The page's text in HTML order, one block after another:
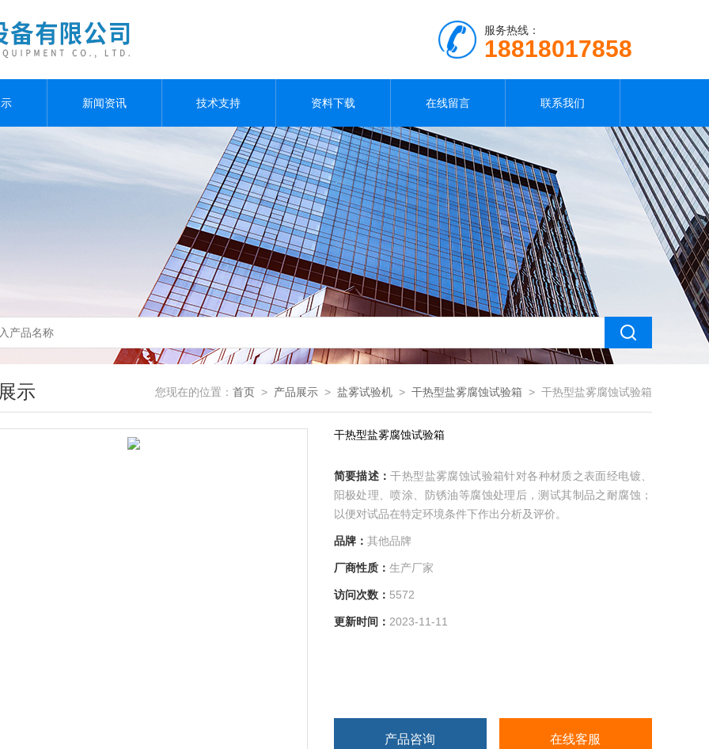
服务热线：
18818017858
新闻资讯 技术支持 资料下载 在线留言 联系我们
示 您现在的位置： 首页 > 产品展示 > 盐雾试验机 > 干热型盐雾腐蚀试验箱 > 干热型盐雾腐蚀试验箱
干热型盐雾腐蚀试验箱
简要描述：干热型盐雾腐蚀试验箱针对各种材质之表面经电镀、
阳极处理、喷涂、防锈油等腐蚀处理后，测试其制品之耐腐蚀；
以便对试品在特定环境条件下作出分析及评价。
品牌： 其他品牌
厂商性质： 生产厂家
访问次数： 5572
更新时间： 2023-11-11
产品咨询 在线客服